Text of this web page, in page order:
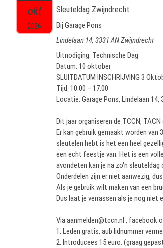
okt
2026
Sleuteldag Zwijndrecht
Bij Garage Pons
Lindelaan 14, 3331 AN Zwijndrecht
Uitnodiging: Technische Dag
Datum: 10 oktober
SLUITDATUM INSCHRIJVING 3
Tijd: 10:00 – 17:00
Locatie: Garage Pons, Lindelaan 14,
Dit jaar organiseren de TCCN,
Er kan gebruik gemaakt worden
sleutelen hebt is het een heel
een echt feestje van. Het is een
avondeten kan je na zo'n sleuteldag
Onderdelen zijn er niet aanwezig,
Als je gebruik wilt maken van een
Dus laat je verrassen als je nog niet
Via aanmelden@tccn.nl , facebook
1. Leden gratis, aub lidnummer
2. Introducees 15 euro. (graag